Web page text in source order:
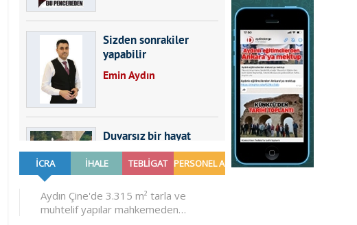
Sizden sonrakiler
yapabilir
Emin Aydın
Duvarsız bir hayat
Furkan SARICA